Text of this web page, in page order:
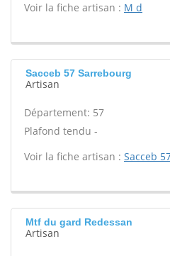
Voir la fiche artisan : M d
Sacceb 57 Sarrebourg
Artisan
Département: 57
Plafond tendu -
Voir la fiche artisan : Sacceb
Mtf du gard Redessan
Artisan